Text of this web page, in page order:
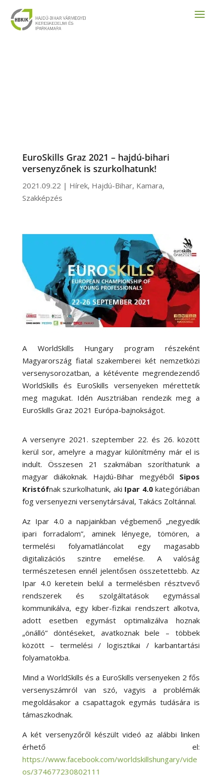
EuroSkills Graz 2021 – hajdú-bihari
versenyzőnek is szurkolhatunk!
2021.09.22 | Hírek, Hajdú-Bihar, Kamara,
Szakképzés
A WorldSkills Hungary program részeként
Magyarország fiatal szakemberei két nemzetközi
versenysorozatban, a kétévente megrendezendő
WorldSkills és EuroSkills versenyeken mérettetik
meg magukat. Idén Ausztriában rendezik meg a
EuroSkills Graz 2021 Európa-bajnokságot.
A versenyre 2021. szeptember 22. és 26. között
kerül sor, amelyre a magyar különítmény már el is
indult. Összesen 21 szakmában szoríthatunk a
magyar diákoknak. Hajdú-Bihar megyéből Sipos
Kristófnak szurkolhatunk, aki Ipar 4.0kategóriában
fog versenyezni versenytársával, Takács Zoltánnal.
Az Ipar 4.0 a napjainkban végbemenő „negyedik
ipari forradalom”, aminek lényege, tömören, a
termelési folyamatláncolat egy magasabb
digitalizációs szintre emelése. A valóság
természetesen ennél jelentősen összetettebb. Az
Ipar 4.0 keretein belül a termelésben résztvevő
rendszerek és szolgáltatások egymással
kommunikálva, egy kiber-fizikai rendszert alkotva,
adott esetben egymást optimalizálva hoznak
„önálló” döntéseket, avatkoznak bele – többek
között – termelési / logisztikai / karbantartási
folyamatokba.
Mind a WorldSkills és a EuroSkills versenyeken 2 fős
versenyszámról van szó, vagyis a problémák
megoldásakor a csapattagok egymás tudására is
támaszkodnak.
A két versenyzőről készült videó az alábbi linken
érhető el:
https://www.facebook.com/worldskillshungary/vide
os/374677230802111